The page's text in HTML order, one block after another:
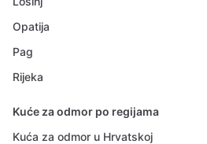
Opatija
Pag
Rijeka
Kuće za odmor po regijama
Kuća za odmor u Hrvatskoj